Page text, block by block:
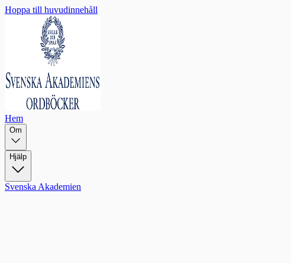
Hoppa till huvudinnehåll
Hem
Om
Hjälp
Svenska Akademien